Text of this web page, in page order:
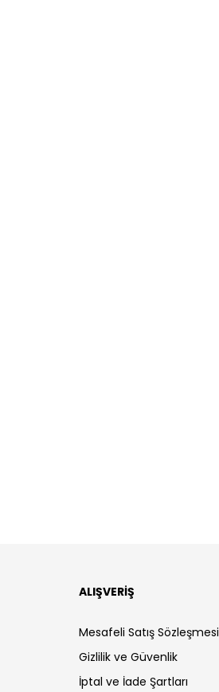
ALIŞVERİŞ
Mesafeli Satış Sözleşmesi
Gizlilik ve Güvenlik
İptal ve İade Şartları